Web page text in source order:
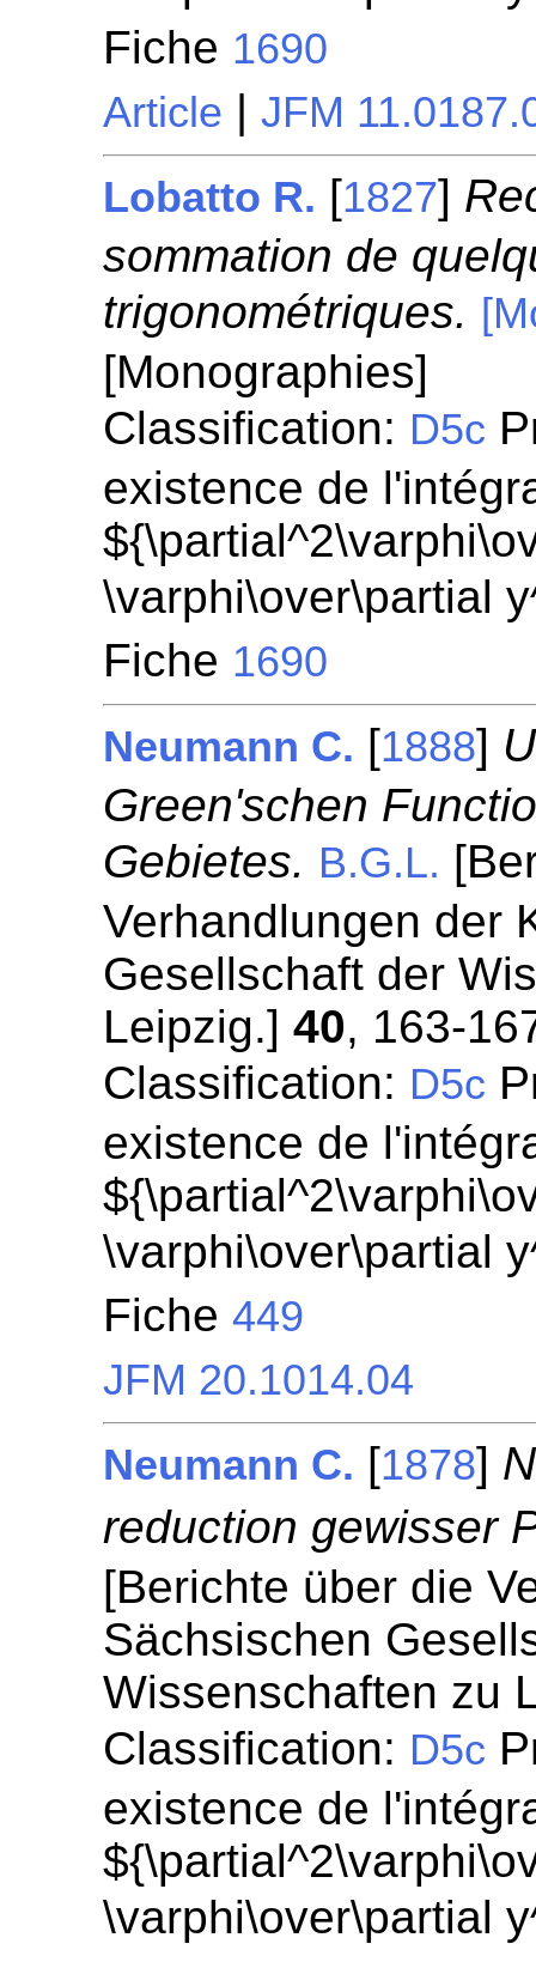
Fiche 1690
Article |JFM
Lobatto R. [1827]
sommation de
trigonométriques.
[Monographies]
Classification: D5c
existence de
\varphi\over\partial
Fiche 1690
Neumann C. [1888]
Green'schen
Gebietes. B.G.L.
Verhandlungen der
Gesellschaft der
Leipzig.]40, 163-
Classification: D5c
existence de
\varphi\over\partial
Fiche449
JFM 20.1014.04
Neumann C. [1878]
reduction gewisser
[Berichte über die
Sächsischen
Wissenschaften zu
Classification: D5c
existence de
\varphi\over\partial